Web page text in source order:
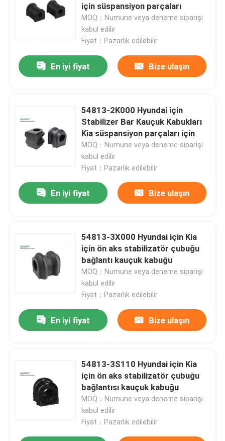
Ürün:% s
VR Gösterisi
Hakkımızda
Fabrika turu
Bize Ulaşın
Haberler
vakalar
için süspansiyon parçaları
MOQ：Numune veya deneme siparişi
kabul edilir
Fiyat：Pazarlık edilebilir
En iyi fiyat Bize ulaşın
54813-2K000 Hyundai için
Stabilizer Bar Kauçuk Kabukları
Kia süspansiyon parçaları için
MOQ：Numune veya deneme siparişi
kabul edilir
Fiyat：Pazarlık edilebilir
En iyi fiyat Bize ulaşın
54813-3X000 Hyundai için Kia
için ön aks stabilizatör çubuğu
bağlantı kauçuk kabuğu
MOQ：Numune veya deneme siparişi
kabul edilir
Fiyat：Pazarlık edilebilir
En iyi fiyat Bize ulaşın
54813-3S110 Hyundai için Kia
için ön aks stabilizatör çubuğu
bağlantısı kauçuk kabuğu
MOQ：Numune veya deneme siparişi
kabul edilir
Fiyat：Pazarlık edilebilir